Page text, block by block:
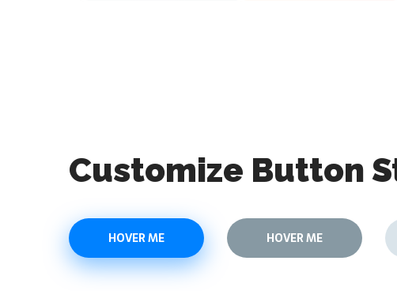
Customize Button
HOVER ME HOVER ME